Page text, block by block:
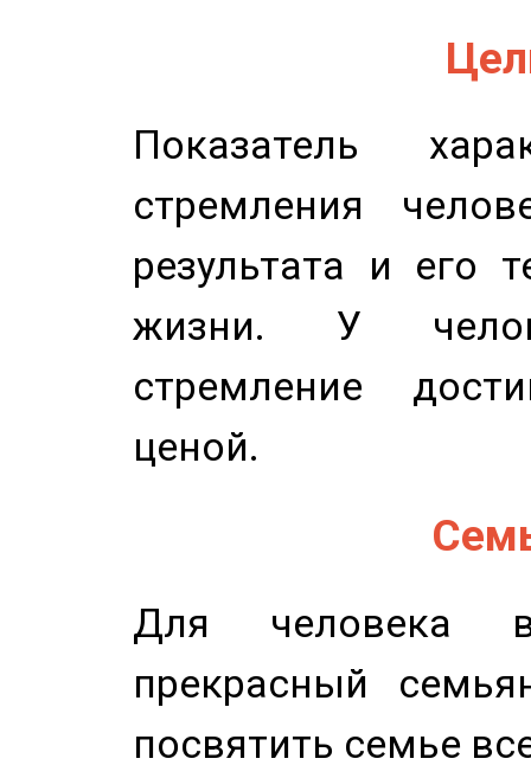
Показатель
стремления
результата и его
жизни. У
стремление
ценой.
Для человека
прекрасный
посвятить семье